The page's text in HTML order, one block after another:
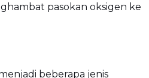
pasokan oksigen ke
beberapa jenis